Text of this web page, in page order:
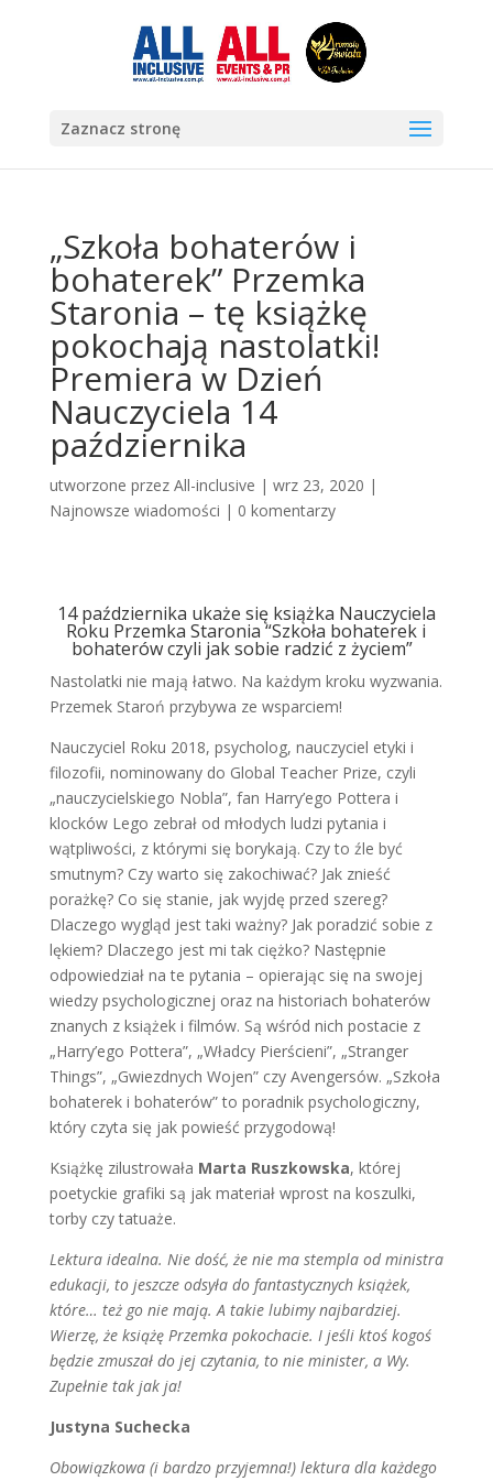
Zaznacz stronę
„Szkoła bohaterów i
bohaterek” Przemka
Staronia – tę książkę
pokochają nastolatki!
Premiera w Dzień
Nauczyciela 14
października
utworzone przez All-inclusive | wrz 23, 2020 |
Najnowsze wiadomości | 0 komentarzy
14 października ukaże się książka Nauczyciela
Roku Przemka Staronia “Szkoła bohaterek i
bohaterów czyli jak sobie radzić z życiem”
Nastolatki nie mają łatwo. Na każdym kroku wyzwania.
Przemek Staroń przybywa ze wsparciem!
Nauczyciel Roku 2018, psycholog, nauczyciel etyki i
filozofii, nominowany do Global Teacher Prize, czyli
„nauczycielskiego Nobla”, fan Harry’ego Pottera i
klocków Lego zebrał od młodych ludzi pytania i
wątpliwości, z którymi się borykają. Czy to źle być
smutnym? Czy warto się zakochiwać? Jak znieść
porażkę? Co się stanie, jak wyjdę przed szereg?
Dlaczego wygląd jest taki ważny? Jak poradzić sobie z
lękiem? Dlaczego jest mi tak ciężko? Następnie
odpowiedział na te pytania – opierając się na swojej
wiedzy psychologicznej oraz na historiach bohaterów
znanych z książek i filmów. Są wśród nich postacie z
„Harry’ego Pottera”, „Władcy Pierścieni”, „Stranger
Things”, „Gwiezdnych Wojen” czy Avengersów. „Szkoła
bohaterek i bohaterów” to poradnik psychologiczny,
który czyta się jak powieść przygodową!
Książkę zilustrowała Marta Ruszkowska, której
poetyckie grafiki są jak materiał wprost na koszulki,
torby czy tatuaże.
Lektura idealna. Nie dość, że nie ma stempla od ministra
edukacji, to jeszcze odsyła do fantastycznych książek,
które… też go nie mają. A takie lubimy najbardziej.
Wierzę, że książę Przemka pokochacie. I jeśli ktoś kogoś
będzie zmuszał do jej czytania, to nie minister, a Wy.
Zupełnie tak jak ja!
Justyna Suchecka
Obowiązkowa (i bardzo przyjemna!) lektura dla każdego